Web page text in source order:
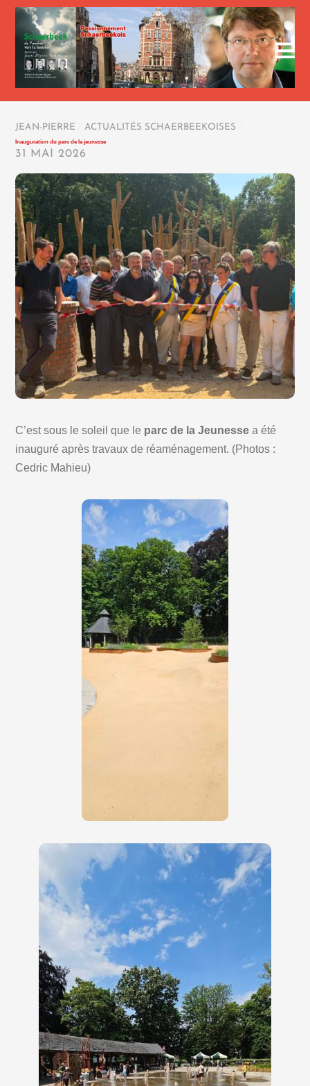
JEAN-PIERRE ACTUALITÉS SCHAERBEEKOISES
Inauguration du parc de la jeunesse
31 MAI 2026
C’est sous le soleil que le parc de la Jeunesse a été
inauguré après travaux de réaménagement. (Photos :
Cedric Mahieu)